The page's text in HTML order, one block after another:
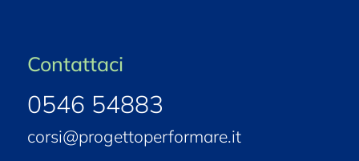
Contattaci
0546 54883
corsi@progettoperformare.it